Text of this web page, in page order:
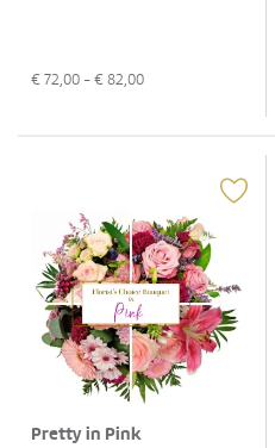
€ 72,00 - € 82,00
Pretty in Pink